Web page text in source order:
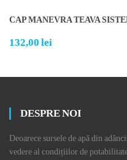
CAP MANEVRA TEAVA
132,00 lei
DESPRE NOI
Deoarece sursele de apă din
vedere al condițiilor de